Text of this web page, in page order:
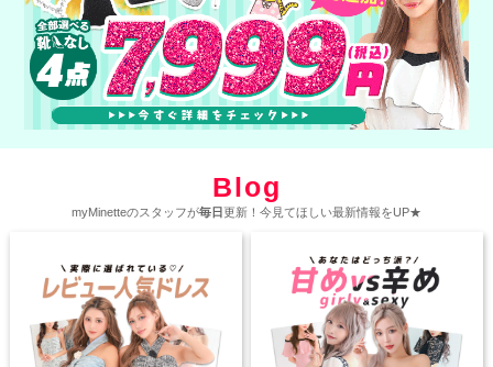
Blog
myMinetteのスタッフが毎日更新！今見てほしい最新情報をUP★